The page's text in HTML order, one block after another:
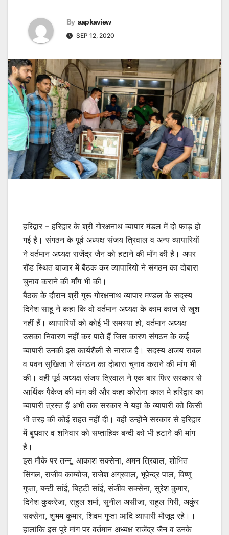
By aapkaview
SEP 12, 2020
हरिद्वार – हरिद्वार के श्री गोरक्षनाथ व्यापार मंडल में दो फाड़ हो
गई है। संगठन के पूर्व अध्यक्ष संजय त्रिवाल व अन्य व्यापारियों
ने वर्तमान अध्यक्ष राजेंद्र जैन को हटाने की माँग की है। अपर
रॉड स्थित बाजार में बैठक कर व्यापारियों ने संगठन का दोबारा
चुनाव कराने की माँग भी की।
बैठक के दौरान श्री गुरू गोरक्षनाथ व्यापार मण्डल के सदस्य
दिनेश साहू ने कहा कि वो वर्तमान अध्यक्ष के काम‌ काज से खुश
नहीं हैं। व्यापारियों को कोई भी समस्या हो, वर्तमान अध्यक्ष
उसका निवारण नहीं कर पाते हैं जिस कारण संगठन के कई
व्यापारी उनकी इस कार्यशैली से नाराज है। सदस्य अजय रावल
व पवन सुखिजा ने संगठन का दोबारा चुनाव कराने की मांग भी
की। वही पूर्व अध्यक्ष संजय त्रिवाल ने एक बार फिर सरकार से
आर्थिक पैकेज की मांग की और कहा कोरोना काल मे हरिद्वार का
व्यापारी त्रस्त हैं अभी तक सरकार ने यहां के व्यापारी को किसी
भी तरह की कोई राहत नहीं दी। वही उन्होंने सरकार से हरिद्वार
में बुधवार व शनिवार को सप्ताहिक बन्दी को भी हटाने की मांग
है।
इस मौके पर तन्नू, आकाश सक्सेना, अमन त्रिवाल, शोभित
सिंगल, राजीव काम्बोज, राजेश अग्रवाल, भूपेन्द्र पाल, विष्णु
गुप्ता, बन्टी सांई, बिट्टी सांई, संजीव सक्सेना, सुरेश कुमार,
दिनेश कुकरेजा, राहुल शर्मा, सुनील असीजा, राहुल गिरी, अकुंर
सक्सेना, शुभम कुमार, शिवम गुप्ता आदि व्यापारी मौजूद रहे।।
हालांकि इस पूरे मांग पर वर्तमान अध्यक्ष राजेंद्र जैन व उनके